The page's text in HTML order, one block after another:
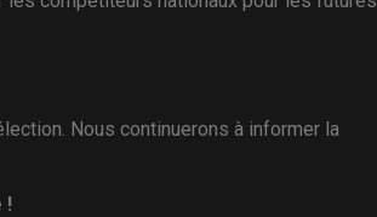
Nous continuerons à informer la
!